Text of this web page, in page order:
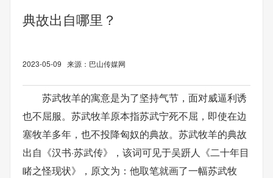
典故出自哪里？
2023-05-09 来源：巴山传媒网
苏武牧羊的寓意是为了坚持气节，面对威逼利诱
也不屈服。苏武牧羊原本指苏武宁死不屈，即使在边
塞牧羊多年，也不投降匈奴的典故。苏武牧羊的典故
出自《汉书·苏武传》，该词可见于吴趼人《二十年目
睹之怪现状》，原文为：他取笔就画了一幅苏武牧